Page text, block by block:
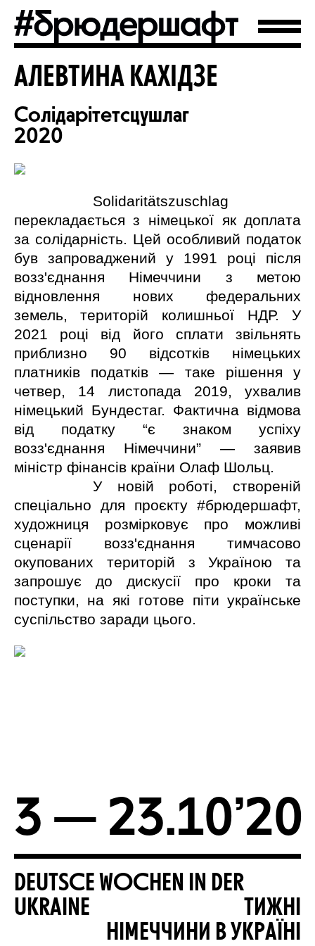
АЛЕВТИНА КАХІДЗЕ
Солідарітетсцушлаг
2020
Solidaritätszuschlag
перекладається з німецької як доплата
за солідарність. Цей особливий податок
був запроваджений у 1991 році після
возз'єднання Німеччини з метою
відновлення нових федеральних
земель, територій колишньої НДР. У
2021 році від його сплати звільнять
приблизно 90 відсотків німецьких
платників податків — таке рішення у
четвер, 14 листопада 2019, ухвалив
німецький Бундестаг. Фактична відмова
від податку “є знаком успіху
возз'єднання Німеччини” — заявив
міністр фінансів країни Олаф Шольц.
У новій роботі, створеній
спеціально для проєкту #брюдершафт,
художниця розмірковує про можливі
сценарії возз'єднання тимчасово
окупованих територій з Україною та
запрошує до дискусії про кроки та
поступки, на які готове піти українське
суспільство заради цього.
3 — 23.10’20
DEUTSCE WOCHEN IN DER
UKRAINE
ТИЖНІ
НІМЕЧЧИНИ В УКРАЇНІ